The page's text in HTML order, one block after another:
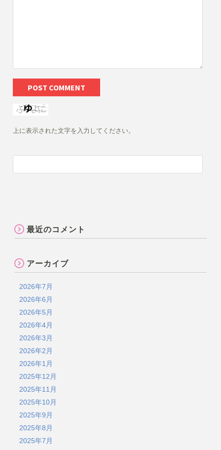
上に表示された文字を入力してください。
最近のコメント
アーカイブ
2026年7月
2026年6月
2026年5月
2026年4月
2026年3月
2026年2月
2026年1月
2025年12月
2025年11月
2025年10月
2025年9月
2025年8月
2025年7月